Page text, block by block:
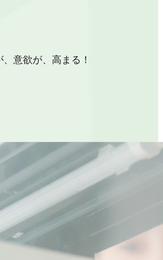
意欲が、高まる！